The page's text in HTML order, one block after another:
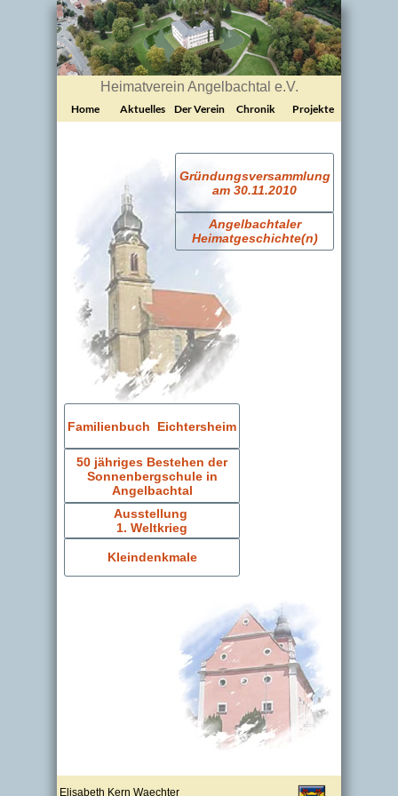
Heimatverein Angelbachtal e.V.
Home Aktuelles Der Verein Chronik Projekte
Gründungsversammlung
am 30.11.2010
Angelbachtaler
Heimatgeschichte(n)
Ausstellung
1. Weltkrieg
Familienbuch Eichtersheim
50 jähriges Bestehen der
Sonnenbergschule in
Angelbachtal
Kleindenkmale
Elisabeth Kern Waechter